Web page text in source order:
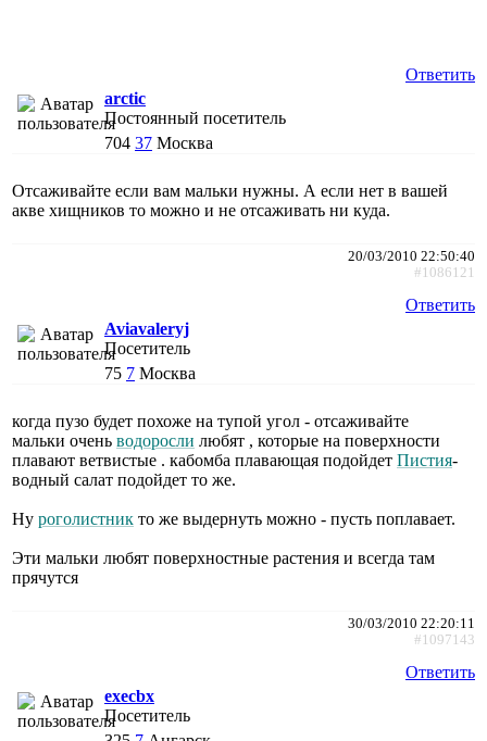
Ответить
arctic
Постоянный посетитель
704 37 Москва
Отсаживайте если вам мальки нужны. А если нет в вашей
акве хищников то можно и не отсаживать ни куда.
20/03/2010 22:50:40
#1086121
Ответить
Aviavaleryj
Посетитель
75 7 Москва
когда пузо будет похоже на тупой угол - отсаживайте
мальки очень водоросли любят , которые на поверхности
плавают ветвистые . кабомба плавающая подойдет Пистия-
водный салат подойдет то же.
Ну роголистник то же выдернуть можно - пусть поплавает.
Эти мальки любят поверхностные растения и всегда там
прячутся
30/03/2010 22:20:11
#1097143
Ответить
execbx
Посетитель